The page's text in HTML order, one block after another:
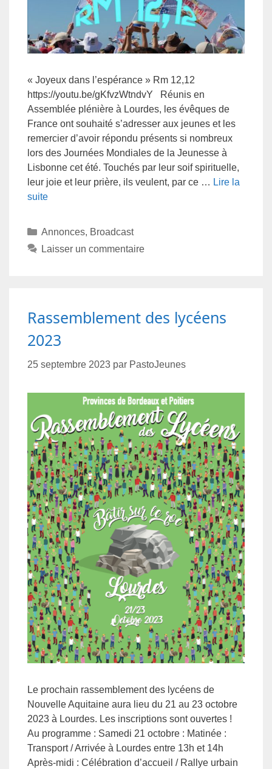
« Joyeux dans l’espérance » Rm 12,12
https://youtu.be/gKfvzWtndvY Réunis en
Assemblée plénière à Lourdes, les évêques de
France ont souhaité s’adresser aux jeunes et les
remercier d’avoir répondu présents si nombreux
lors des Journées Mondiales de la Jeunesse à
Lisbonne cet été. Touchés par leur soif spirituelle,
leur joie et leur prière, ils veulent, par ce … Lire la
suite
Annonces, Broadcast
Laisser un commentaire
Rassemblement des lycéens
2023
25 septembre 2023 par PastoJeunes
Le prochain rassemblement des lycéens de
Nouvelle Aquitaine aura lieu du 21 au 23 octobre
2023 à Lourdes. Les inscriptions sont ouvertes !
Au programme : Samedi 21 octobre : Matinée :
Transport / Arrivée à Lourdes entre 13h et 14h
Après-midi : Célébration d’accueil / Rallye urbain